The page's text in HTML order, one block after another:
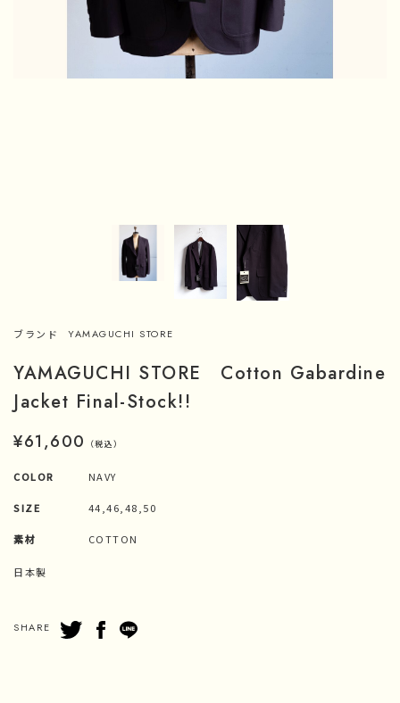
ブランド YAMAGUCHI STORE
YAMAGUCHI STORE Cotton Gabardine
Jacket Final-Stock!!
¥61,600 （税込）
COLOR NAVY
SIZE 44,46,48,50
素材 COTTON
日本製
SHARE